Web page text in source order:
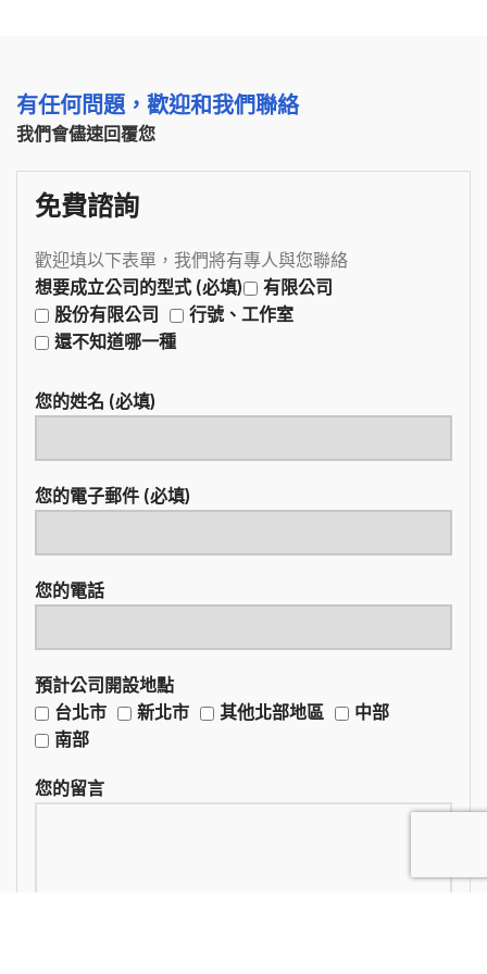
有任何問題，歡迎和我們聯絡
我們會儘速回覆您
免費諮詢
歡迎填以下表單，我們將有專人與您聯絡
想要成立公司的型式 (必填)
有限公司
股份有限公司
行號、工作室
還不知道哪一種
您的姓名 (必填)
您的電子郵件 (必填)
您的電話
預計公司開設地點
台北市
新北市 其他北部地區
中部
南部
您的留言